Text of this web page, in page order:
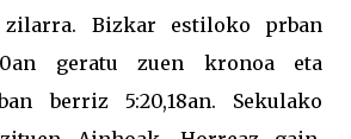
Bizkar estiloko prban
geratu zuen kronoa eta
berriz 5:20,18an. Sekulako